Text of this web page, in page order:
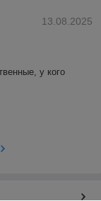
13.08.2025
у кого